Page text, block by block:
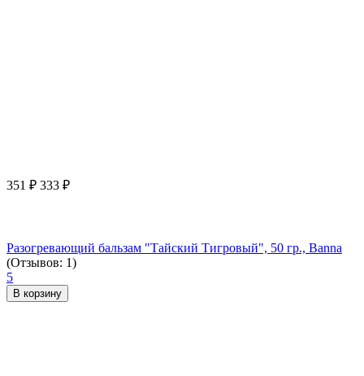
351 ₽ 333 ₽
Разогревающий бальзам "Тайский Тигровый", 50 гр., Banna
(Отзывов: 1)
5
В корзину